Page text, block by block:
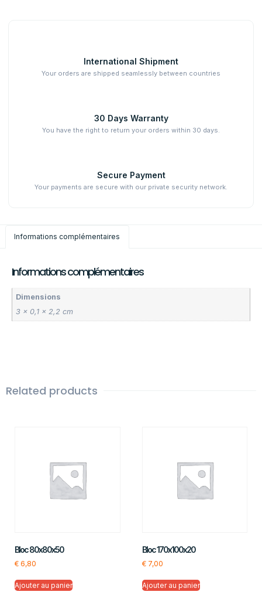
International Shipment
Your orders are shipped seamlessly between countries
30 Days Warranty
You have the right to return your orders within 30 days.
Secure Payment
Your payments are secure with our private security network.
Informations complémentaires
Informations complémentaires
Dimensions
3 × 0,1 × 2,2 cm
Related products
Bloc 80x80x50
€ 6,80
Ajouter au panier
Bloc 170x100x20
€7,00
Ajouter au panier